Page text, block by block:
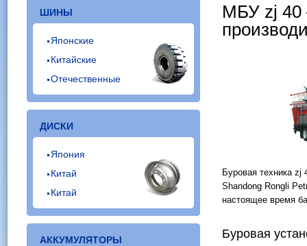
ШИНЫ
Японские
Китайские
Отечественные
ДИСКИ
Япония
Китай
Китай
АККУМУЛЯТОРЫ
МБУ zj 40
Буровая техника zj
Shandong Rongli
настоящее время
Буровая